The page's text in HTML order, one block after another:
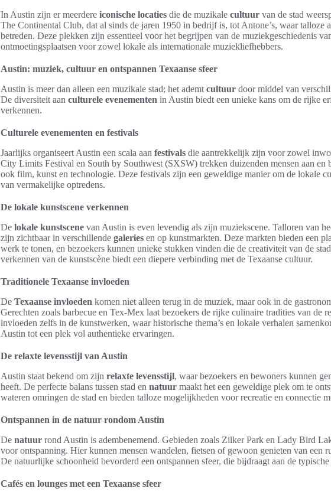
In Austin zijn er meerdere iconische locaties die de muzikale cultuur van de stad
The Continental Club, dat al sinds de jaren 1950 in bedrijf is, tot Antone’s, waar talloze
betreden. Deze plekken zijn essentieel voor het begrijpen van de muziekgeschiedenis
ontmoetingsplaatsen voor zowel lokale als internationale muziekliefhebbers.
Austin: muziek, cultuur en ontspannen Texaanse sfeer
Austin is meer dan alleen een muzikale stad; het ademt cultuur door middel van
De diversiteit aan culturele evenementen in Austin biedt een unieke kans om de rijke
verkennen.
Culturele evenementen en festivals
Jaarlijks organiseert Austin een scala aan festivals die aantrekkelijk zijn voor zowel
City Limits Festival en South by Southwest (SXSW) trekken duizenden mensen aan en
ook film, kunst en technologie. Deze festivals zijn een geweldige manier om de lokale
van vermakelijke optredens.
De lokale kunstscene verkennen
De lokale kunstscene van Austin is even levendig als zijn muziekscene. Talloren van
zijn zichtbaar in verschillende galeries en op kunstmarkten. Deze markten bieden een
werk te tonen, en bezoekers kunnen unieke stukken vinden die de creativiteit van de
verkennen van de kunstscène biedt een diepere verbinding met de Texaanse cultuur.
Traditionele Texaanse invloeden
De Texaanse invloeden komen niet alleen terug in de muziek, maar ook in de
Gerechten zoals barbecue en Tex-Mex laat bezoekers de rijke culinaire tradities van de
invloeden zelfs in de kunstwerken, waar historische thema’s en lokale verhalen
Austin tot een plek vol authentieke ervaringen.
De relaxte levensstijl van Austin
Austin staat bekend om zijn relaxte levensstijl, waar bezoekers en bewoners kunnen
heeft. De perfecte balans tussen stad en natuur maakt het een geweldige plek om te
wateren omringen de stad en bieden talloze mogelijkheden voor recreatie en connectie
Ontspannen in de natuur rondom Austin
De natuur rond Austin is adembenemend. Gebieden zoals Zilker Park en Lady Bird
voor ontspanning. Hier kunnen mensen wandelen, fietsen of gewoon genieten van een
De natuurlijke schoonheid bevorderd een ontspannen sfeer, die bijdraagt aan de
Cafés en lounges met een Texaanse sfeer